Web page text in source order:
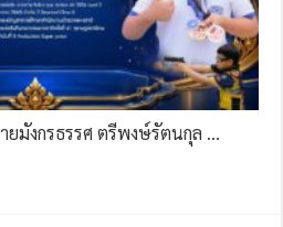
ยมังกรธรรศ ตรีพงษ์รัตนกุล …